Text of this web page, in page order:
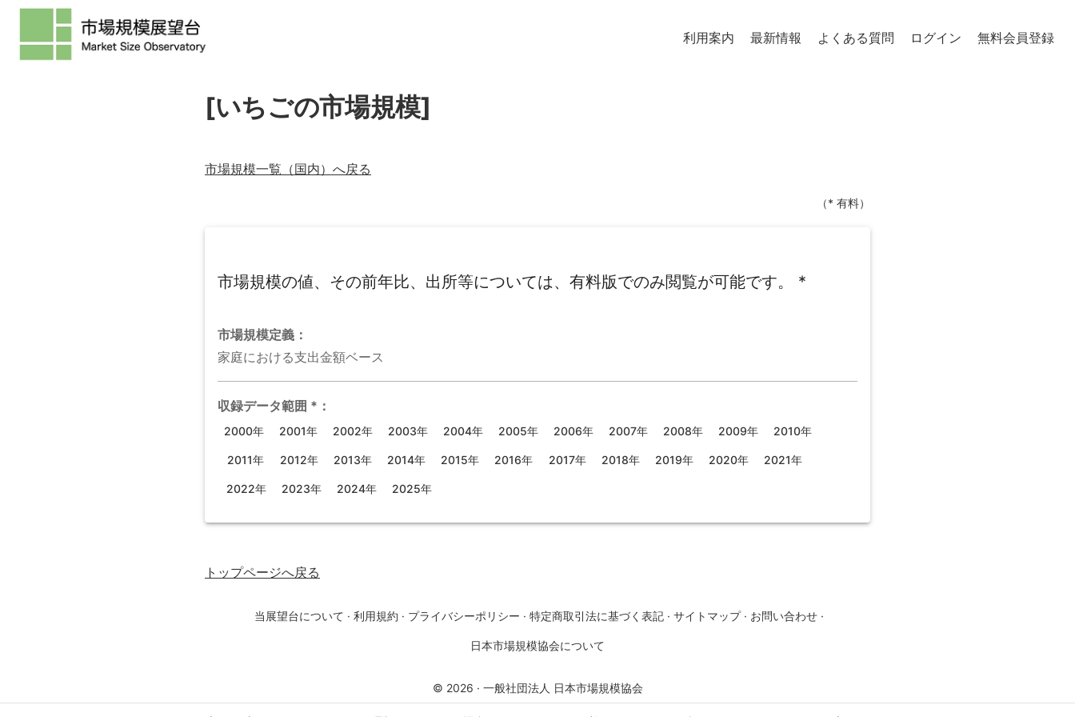
利用案内 最新情報 よくある質問 ログイン 無料会員登録
[いちごの市場規模]
市場規模一覧（国内）へ戻る
（* 有料）
市場規模の値、その前年比、出所等については、有料版でのみ閲覧が可能です。 *
市場規模定義：
家庭における支出金額ベース
収録データ範囲 * ：
2000年 2001年 2002年 2003年 2004年 2005年 2006年 2007年 2008年 2009年 2010年
2011年 2012年 2013年 2014年 2015年 2016年 2017年 2018年 2019年 2020年 2021年
2022年 2023年 2024年 2025年
トップページへ戻る
当展望台について · 利用規約 · プライバシーポリシー · 特定商取引法に基づく表記 · サイトマップ · お問い合わせ ·
日本市場規模協会について
© 2026 · 一般社団法人 日本市場規模協会